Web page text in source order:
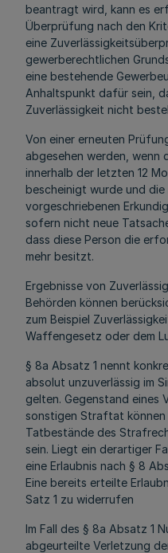
beantragt wird, kann es
Überprüfung nach den
eine
gewerberechtlichen
eine bestehende
Anhaltspunkt dafür sein,
Zuverlässigkeit nicht
Von einer erneuten
abgesehen werden, wenn
innerhalb der letzten 12
bescheinigt wurde und
vorgeschriebenen
sofern nicht neue
dass diese Person die
mehr besitzt.
Ergebnisse von
Behörden können
zum Beispiel
Waffengesetz oder dem
§ 8a Absatz 1 nennt
absolut unzuverlässig im
gelten. Gegenstand eines
sonstigen Straftat können
Tatbestände des
sein. Liegt ein derartiger
eine Erlaubnis nach § 8
Eine bereits erteilte
Satz 1 zu widerrufen
Im Fall des § 8a Absatz 1
abgeurteilte Verletzung